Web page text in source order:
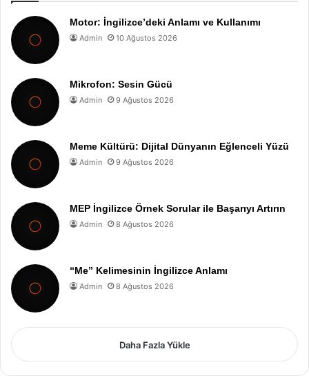
Motor: İngilizce’deki Anlamı ve Kullanımı
Admin 10 Ağustos 2026
Mikrofon: Sesin Gücü
Admin 9 Ağustos 2026
Meme Kültürü: Dijital Dünyanın Eğlenceli Yüzü
Admin 9 Ağustos 2026
MEP İngilizce Örnek Sorular ile Başarıyı Artırın
Admin 8 Ağustos 2026
“Me” Kelimesinin İngilizce Anlamı
Admin 8 Ağustos 2026
Daha Fazla Yükle